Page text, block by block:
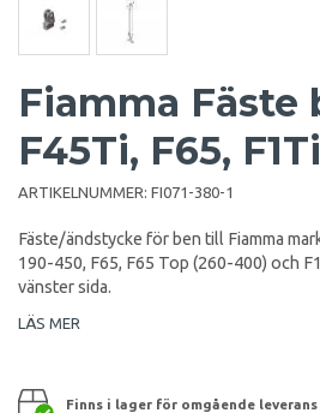
Fiamma Fäste
F45Ti, F65, F1Ti
ARTIKELNUMMER: FI071-380-1
Fäste/ändstycke för ben till Fiamma
190-450, F65, F65 Top (260-400) och
vänster sida.
LÄS MER
Finns i lager för omgående leverans